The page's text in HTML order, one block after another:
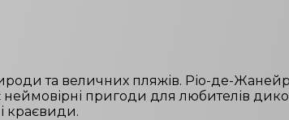
та величних пляжів. Ріо-де-
пригоди для любителів
краєвиди.